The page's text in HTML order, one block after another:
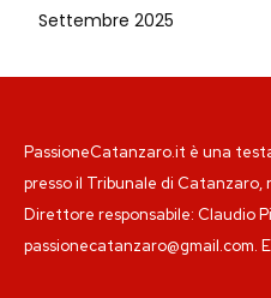
Settembre 2025
PassioneCatanzaro.it è una
presso il Tribunale di
Direttore responsabile: Claudio
passionecatanzaro@gmail.com.